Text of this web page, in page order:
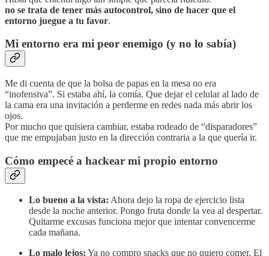
no se trata de tener más autocontrol, sino de hacer que el
entorno juegue a tu favor.
Mi entorno era mi peor enemigo (y no lo sabía)
Me di cuenta de que la bolsa de papas en la mesa no era
“inofensiva”. Si estaba ahí, la comía. Que dejar el celular al lado de
la cama era una invitación a perderme en redes nada más abrir los
ojos.
Por mucho que quisiera cambiar, estaba rodeado de “disparadores”
que me empujaban justo en la dirección contraria a la que quería ir.
Cómo empecé a hackear mi propio entorno
Lo bueno a la vista: Ahora dejo la ropa de ejercicio lista
desde la noche anterior. Pongo fruta donde la vea al despertar.
Quitarme excusas funciona mejor que intentar convencerme
cada mañana.
Lo malo lejos: Ya no compro snacks que no quiero comer. El